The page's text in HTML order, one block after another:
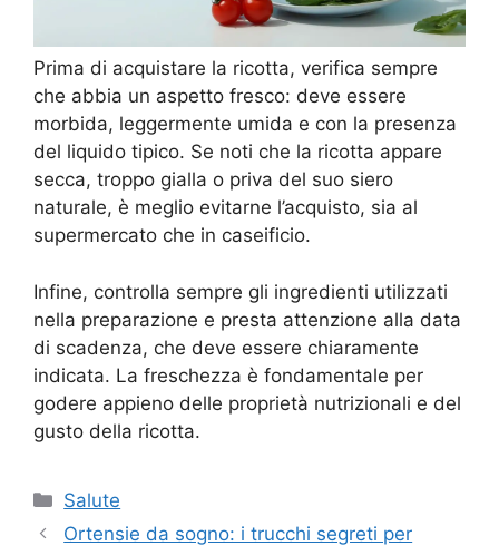
Prima di acquistare la ricotta, verifica sempre
che abbia un aspetto fresco: deve essere
morbida, leggermente umida e con la presenza
del liquido tipico. Se noti che la ricotta appare
secca, troppo gialla o priva del suo siero
naturale, è meglio evitarne l’acquisto, sia al
supermercato che in caseificio.
Infine, controlla sempre gli ingredienti utilizzati
nella preparazione e presta attenzione alla data
di scadenza, che deve essere chiaramente
indicata. La freschezza è fondamentale per
godere appieno delle proprietà nutrizionali e del
gusto della ricotta.
Categorie
Salute
Ortensie da sogno: i trucchi segreti per